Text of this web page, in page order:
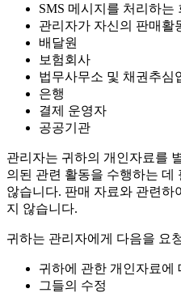
SMS 메시지를 처리하는
관리자가 자신의 판매활
배달원
보험회사
법무사무소 및 채권추심
은행
결제 운영자
공공기관
관리자는 귀하의 개인자료를
의된 관련 활동을 수행하는 데
않습니다. 판매 자료와 관련하
지 않습니다.
귀하는 관리자에게 다음을 요
귀하에 관한 개인자료에
그들의 수정